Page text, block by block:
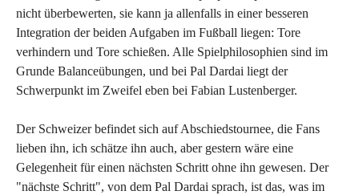
nicht überbewerten, sie kann ja allenfalls in einer besseren
Integration der beiden Aufgaben im Fußball liegen: Tore
verhindern und Tore schießen. Alle Spielphilosophien sind im
Grunde Balanceübungen, und bei Pal Dardai liegt der
Schwerpunkt im Zweifel eben bei Fabian Lustenberger.
Der Schweizer befindet sich auf Abschiedstournee, die Fans
lieben ihn, ich schätze ihn auch, aber gestern wäre eine
Gelegenheit für einen nächsten Schritt ohne ihn gewesen. Der
"nächste Schritt", von dem Pal Dardai sprach, ist das, was im